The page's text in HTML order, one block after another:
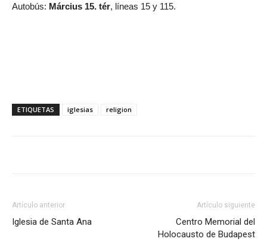
Autobús: Március 15. tér, líneas 15 y 115.
ETIQUETAS iglesias religion
Artículo anterior
Iglesia de Santa Ana
Artículo siguiente
Centro Memorial del
Holocausto de Budapest